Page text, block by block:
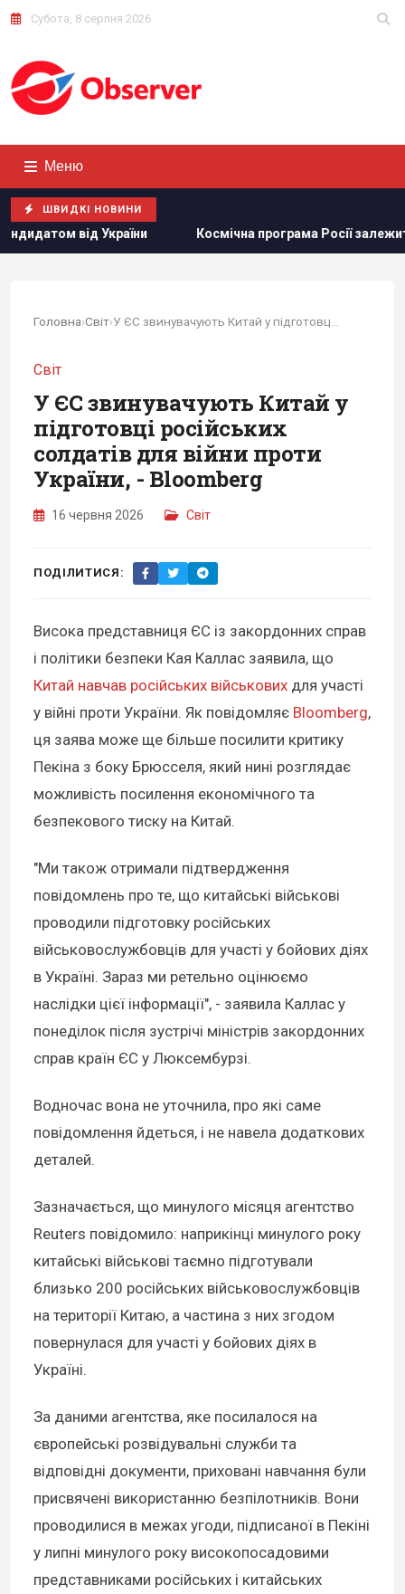
Субота, 8 серпня 2026
Меню
ШВИДКІ НОВИНИ
Космічна програма Росії залежить від Китаю: ЗМІ
Головна›Світ›
Світ
У ЄС звинувачують Китай у
підготовці російських
солдатів для війни проти
України, - Bloomberg
16 червня 2026 Світ
ПОДІЛИТИСЯ:
Висока представниця ЄС із закордонних справ
і політики безпеки Кая Каллас заявила, що
Китай навчав російських військових для участі
у війні проти України. Як повідомляє Bloomberg,
ця заява може ще більше посилити критику
Пекіна з боку Брюсселя, який нині розглядає
можливість посилення економічного та
безпекового тиску на Китай.
"Ми також отримали підтвердження
повідомлень про те, що китайські військові
проводили підготовку російських
військовослужбовців для участі у бойових діях
в Україні. Зараз ми ретельно оцінюємо
наслідки цієї інформації", - заявила Каллас у
понеділок після зустрічі міністрів закордонних
справ країн ЄС у Люксембурзі.
Водночас вона не уточнила, про які саме
повідомлення йдеться, і не навела додаткових
деталей.
Зазначається, що минулого місяця агентство
Reuters повідомило: наприкінці минулого року
китайські військові таємно підготували
близько 200 російських військовослужбовців
на території Китаю, а частина з них згодом
повернулася для участі у бойових діях в
Україні.
За даними агентства, яке посилалося на
європейські розвідувальні служби та
відповідні документи, приховані навчання були
присвячені використанню безпілотників. Вони
проводилися в межах угоди, підписаної в Пекіні
у липні минулого року високопосадовими
представниками російських і китайських